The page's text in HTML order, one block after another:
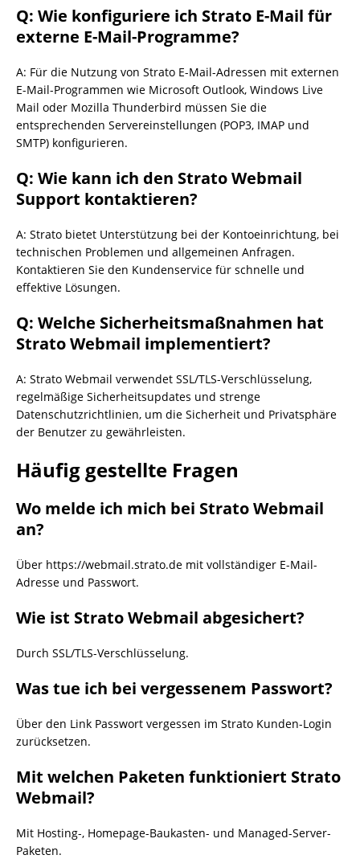
Q: Wie konfiguriere ich Strato E-Mail für
externe E-Mail-Programme?
A: Für die Nutzung von Strato E-Mail-Adressen mit externen
E-Mail-Programmen wie Microsoft Outlook, Windows Live
Mail oder Mozilla Thunderbird müssen Sie die
entsprechenden Servereinstellungen (POP3, IMAP und
SMTP) konfigurieren.
Q: Wie kann ich den Strato Webmail
Support kontaktieren?
A: Strato bietet Unterstützung bei der Kontoeinrichtung, bei
technischen Problemen und allgemeinen Anfragen.
Kontaktieren Sie den Kundenservice für schnelle und
effektive Lösungen.
Q: Welche Sicherheitsmaßnahmen hat
Strato Webmail implementiert?
A: Strato Webmail verwendet SSL/TLS-Verschlüsselung,
regelmäßige Sicherheitsupdates und strenge
Datenschutzrichtlinien, um die Sicherheit und Privatsphäre
der Benutzer zu gewährleisten.
Häufig gestellte Fragen
Wo melde ich mich bei Strato Webmail
an?
Über https://webmail.strato.de mit vollständiger E-Mail-
Adresse und Passwort.
Wie ist Strato Webmail abgesichert?
Durch SSL/TLS-Verschlüsselung.
Was tue ich bei vergessenem Passwort?
Über den Link Passwort vergessen im Strato Kunden-Login
zurücksetzen.
Mit welchen Paketen funktioniert Strato
Webmail?
Mit Hosting-, Homepage-Baukasten- und Managed-Server-
Paketen.